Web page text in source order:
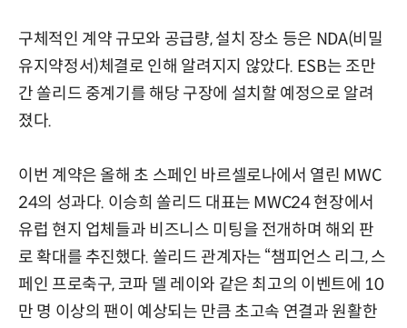
구체적인 계약 규모와 공급량, 설치 장소 등은 NDA(비밀
유지약정서)체결로 인해 알려지지 않았다. ESB는 조만
간 쏠리드 중계기를 해당 구장에 설치할 예정으로 알려
졌다.
이번 계약은 올해 초 스페인 바르셀로나에서 열린 MWC
24의 성과다. 이승희 쏠리드 대표는 MWC24 현장에서
유럽 현지 업체들과 비즈니스 미팅을 전개하며 해외 판
로 확대를 추진했다. 쏠리드 관계자는 “챔피언스 리그, 스
페인 프로축구, 코파 델 레이와 같은 최고의 이벤트에 10
만 명 이상의 팬이 예상되는 만큼 초고속 연결과 원활한